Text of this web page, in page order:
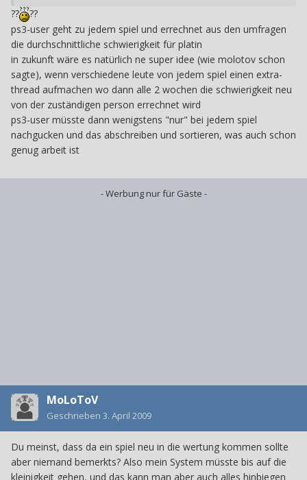
??
??
ps3-user geht zu jedem spiel und errechnet aus den umfragen
die durchschnittliche schwierigkeit für platin
in zukunft wäre es natürlich ne super idee (wie molotov schon
sagte), wenn verschiedene leute von jedem spiel einen extra-
thread aufmachen wo dann alle 2 wochen die schwierigkeit neu
von der zuständigen person errechnet wird
ps3-user müsste dann wenigstens "nur" bei jedem spiel
nachgucken und das abschreiben und sortieren, was auch schon
genug arbeit ist
- Werbung nur für Gäste -
MoLoToV
Geschrieben 3. April 2009
Du meinst, dass da ein spiel neu in die wertung kommen sollte
aber niemand bemerkts? Also mein System müsste bis auf die
kleinigkeit gehen, und das kann man aber auch alles hinbiegen